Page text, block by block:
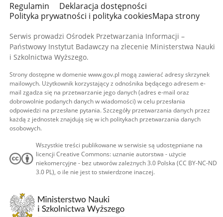
Regulamin
Deklaracja dostępności
Polityka prywatności i polityka cookiesMapa strony
Serwis prowadzi Ośrodek Przetwarzania Informacji –
Państwowy Instytut Badawczy na zlecenie Ministerstwa Nauki
i Szkolnictwa Wyższego.
Strony dostępne w domenie www.gov.pl mogą zawierać adresy skrzynek
mailowych. Użytkownik korzystający z odnośnika będącego adresem e-
mail zgadza się na przetwarzanie jego danych (adres e-mail oraz
dobrowolnie podanych danych w wiadomości) w celu przesłania
odpowiedzi na przesłane pytania. Szczegóły przetwarzania danych przez
każdą z jednostek znajdują się w ich politykach przetwarzania danych
osobowych.
Wszystkie treści publikowane w serwisie są udostępniane na
licencji Creative Commons: uznanie autorstwa - użycie
niekomercyjne - bez utworów zależnych 3.0 Polska (CC BY-NC-ND
3.0 PL), o ile nie jest to stwierdzone inaczej.